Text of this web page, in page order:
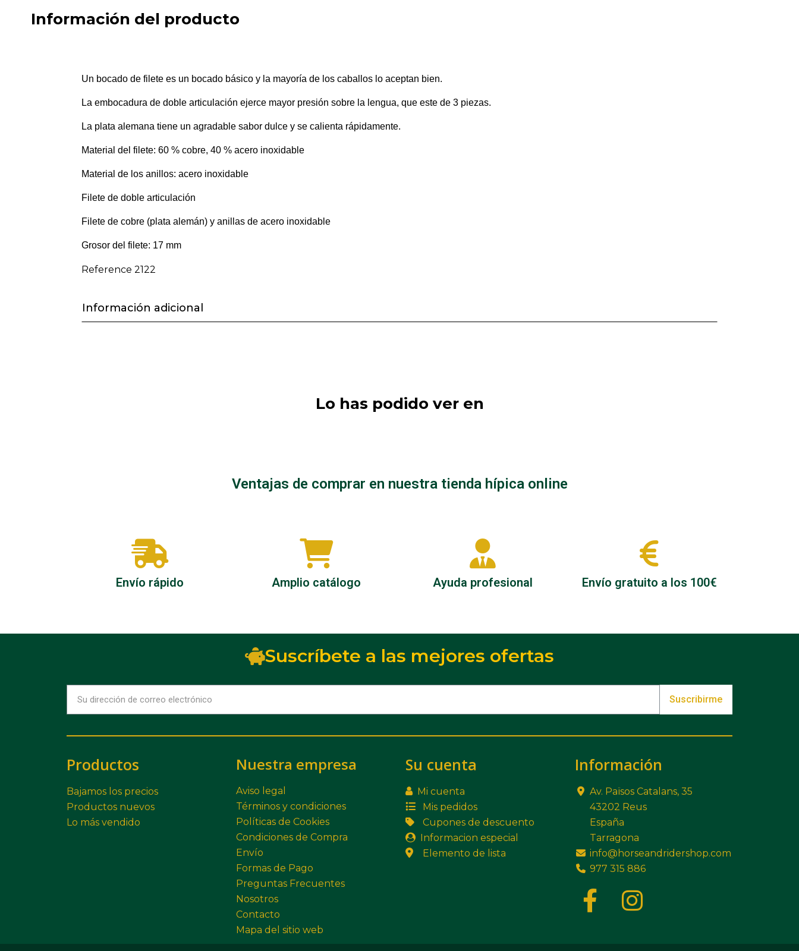
Información del producto
Un bocado de filete es un bocado básico y la mayoría de los caballos lo aceptan bien.
La embocadura de doble articulación ejerce mayor presión sobre la lengua, que este de 3 piezas.
La plata alemana tiene un agradable sabor dulce y se calienta rápidamente.
Material del filete: 60 % cobre, 40 % acero inoxidable
Material de los anillos: acero inoxidable
Filete de doble articulación
Filete de cobre (plata alemán) y anillas de acero inoxidable
Grosor del filete: 17 mm
Reference 2122
Información adicional
Lo has podido ver en
Ventajas de comprar en nuestra tienda hípica online
Envío rápido Amplio catálogo Ayuda profesional Envío gratuito a los 100€
Suscríbete a las mejores ofertas
Suscribirme
Productos
Bajamos los precios
Productos nuevos
Lo más vendido
Nuestra empresa
Aviso legal
Términos y condiciones
Políticas de Cookies
Condiciones de Compra
Envío
Formas de Pago
Preguntas Frecuentes
Nosotros
Contacto
Mapa del sitio web
Su cuenta
Mi cuenta
Mis pedidos
Cupones de descuento
Informacion especial
Elemento de lista
Información
Av. Països Catalans, 35
43202 Reus
España
Tarragona
info@horseandridershop.com
977 315 886